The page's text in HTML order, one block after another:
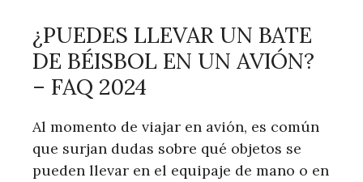
¿PUEDES LLEVAR UN BATE
DE BÉISBOL EN UN AVIÓN?
– FAQ 2024
Al momento de viajar en avión, es común
que surjan dudas sobre qué objetos se
pueden llevar en el equipaje de mano o en